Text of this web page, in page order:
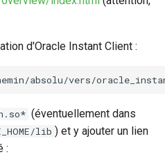
d'Oracle Instant Client :
(éventuellement dans
lib ) et y ajouter un lien
: